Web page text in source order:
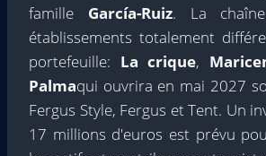
famille García-Ruiz. La
établissements totalement
portefeuille: La crique,
Palmaqui ouvrira en mai 2027
Fergus Style, Fergus et Tent. Un
17 millions d'euros est prévu